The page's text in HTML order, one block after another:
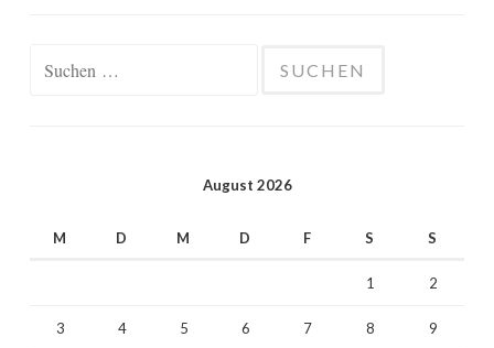
August 2026
M D M D F S S
1 2
3 4 5 6 7 8 9